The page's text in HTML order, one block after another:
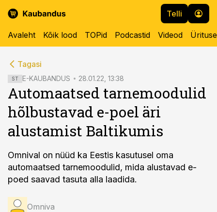
Telli
Avaleht Kõik lood TOPid Podcastid Videod
Tagasi
ST E-KAUBANDUS 28.01.22, 13:38
Automaatsed tarnemoodulid
hõlbustavad e-poel äri
alustamist Baltikumis
Omnival on nüüd ka Eestis kasutusel oma
automaatsed tarnemoodulid, mida alustavad e-
poed saavad tasuta alla laadida.
Omniva